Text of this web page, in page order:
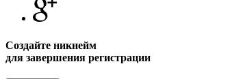
Создайте никнейм
для завершения регистрации